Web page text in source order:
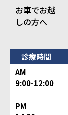
お車でお越
しの方へ
診療時間
AM
9:00-12:00
PM